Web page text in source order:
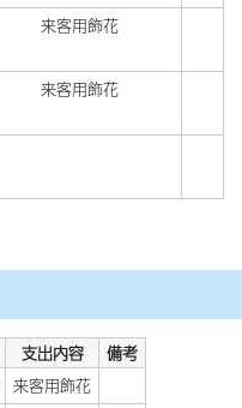
来客用飾花
来客用飾花
支出内容
備考
来客用飾花